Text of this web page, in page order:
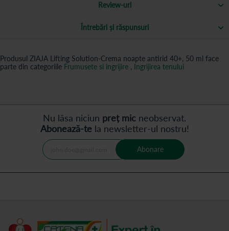
Review-uri
Întrebări și răspunsuri
Produsul ZIAJA Lifting Solution-Crema noapte antirid 40+, 50 ml face
parte din categoriile Frumusete si ingrijire , Ingrijirea tenului
Nu lăsa niciun preț mic neobservat.
Abonează-tela newsletter-ul nostru!
Abonare